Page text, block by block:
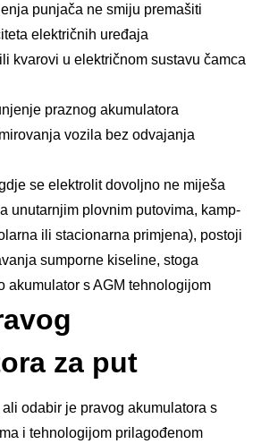
punjača ne smiju premašiti
električnih uređaja
kvarovi u električnom sustavu čamca
praznog akumulatora
vozila bez odvajanja
se elektrolit dovoljno ne miješa
unutarnjim plovnim putovima, kamp-
ili stacionarna primjena), postoji
sumporne kiseline, stoga
akumulator s AGM tehnologijom
za put
odabir je pravog akumulatora s
i tehnologijom prilagođenom